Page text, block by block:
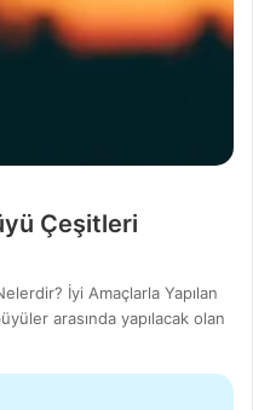
Çeşitleri
İyi Amaçlarla Yapılan
arasında yapılacak olan